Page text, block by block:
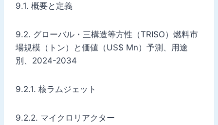
9.1. 概要と定義
9.2. グローバル・三構造等方性（TRISO）燃料市
場規模（トン）と価値（US$ Mn）予測、用途
別、2024-2034
9.2.1. 核ラムジェット
9.2.2. マイクロリアクター